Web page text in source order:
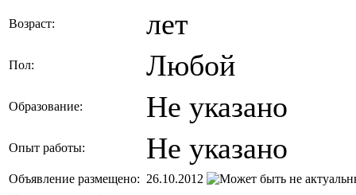
Возраст: лет
Пол: Любой
Образование: Не указано
Опыт работы: Не указано
Объявление размещено: 26.10.2012